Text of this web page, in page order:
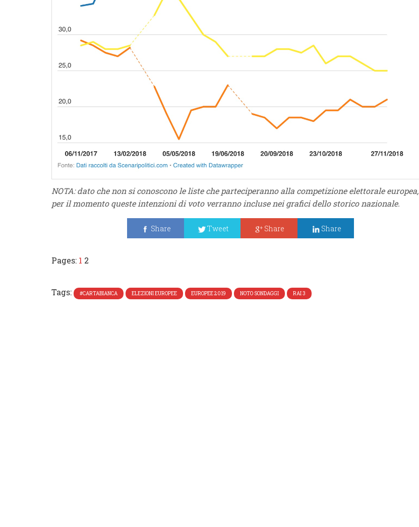
NOTA: dato che non si conoscono le liste che parteciperanno alla competizione elettorale europea,
per il momento queste intenzioni di voto verranno incluse nei grafici dello storico nazionale.
Share Tweet Share Share
Pages: 1 2
Tags: #CARTABIANCA ELEZIONI EUROPEE EUROPEE 2019 NOTO SONDAGGI RAI 3